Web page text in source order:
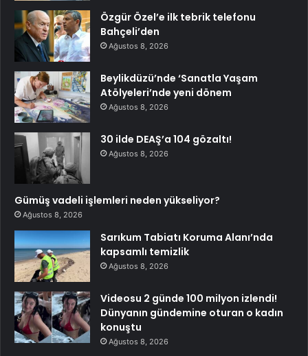
Özgür Özel’e ilk tebrik telefonu
Bahçeli’den
Ağustos 8, 2026
Beylikdüzü’nde ‘Sanatla Yaşam
Atölyeleri’nde yeni dönem
Ağustos 8, 2026
30 ilde DEAŞ’a 104 gözaltı!
Ağustos 8, 2026
Gümüş vadeli işlemleri neden yükseliyor?
Ağustos 8, 2026
Sarıkum Tabiatı Koruma Alanı’nda
kapsamlı temizlik
Ağustos 8, 2026
Videosu 2 günde 100 milyon izlendi!
Dünyanın gündemine oturan o kadın
konuştu
Ağustos 8, 2026